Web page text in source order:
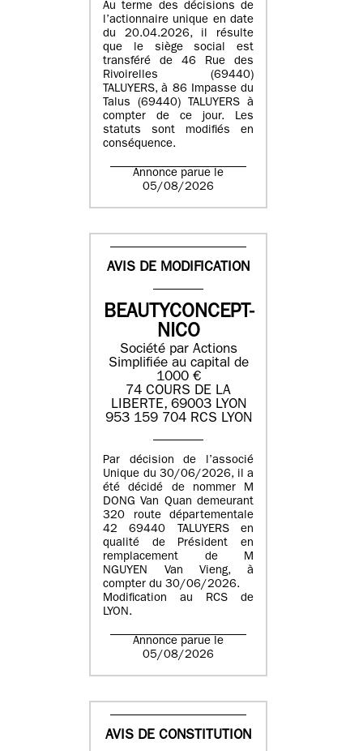
Au terme des décisions de
l’actionnaire unique en date
du 20.04.2026, il résulte
que le siège social est
transféré de 46 Rue des
Rivoirelles (69440)
TALUYERS, à 86 Impasse du
Talus (69440) TALUYERS à
compter de ce jour. Les
statuts sont modifiés en
conséquence.
Annonce parue le
05/08/2026
AVIS DE MODIFICATION
BEAUTYCONCEPT-
NICO
Société par Actions
Simplifiée au capital de
1000 €
74 COURS DE LA
LIBERTE, 69003 LYON
953 159 704 RCS LYON
Par décision de l’associé
Unique du 30/06/2026, il a
été décidé de nommer M
DONG Van Quan demeurant
320 route départementale
42 69440 TALUYERS en
qualité de Président en
remplacement de M
NGUYEN Van Vieng, à
compter du 30/06/2026.
Modification au RCS de
LYON.
Annonce parue le
05/08/2026
AVIS DE CONSTITUTION